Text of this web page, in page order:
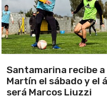
Los Pumas se
enfrentar a Sudáfrica